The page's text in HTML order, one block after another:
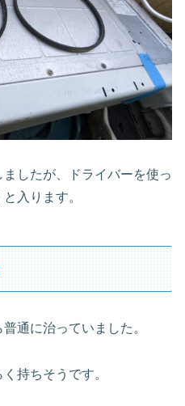
したが、ドライバーを使っ
入ります。
通に治っていました。
持ちそうです。